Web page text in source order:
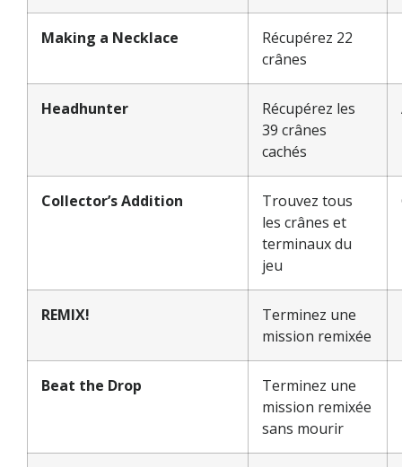
Making a Necklace
Récupérez 22
crânes
Headhunter
Récupérez les
39 crânes
cachés
Collector’s Addition
Trouvez tous
les crânes et
terminaux du
jeu
REMIX!
Terminez une
mission remixée
Beat the Drop
Terminez une
mission remixée
sans mourir